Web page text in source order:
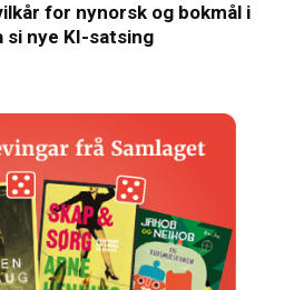
for nynorsk og bokmål i
si nye KI-satsing